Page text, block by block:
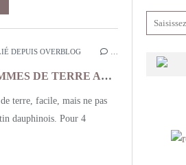
DEPUIS OVERBLOG
GRATIN DE POMMES DE TERRE AU COMTE
terre, facile, mais ne pas
dauphinois. Pour 4